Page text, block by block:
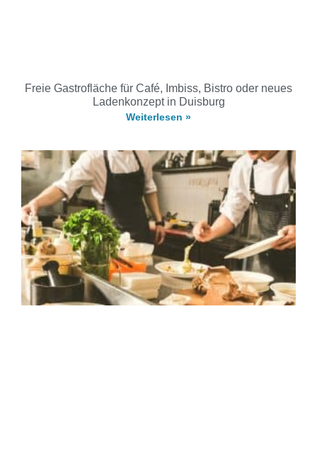
Freie Gastrofläche für Café, Imbiss, Bistro oder neues
Ladenkonzept in Duisburg
Weiterlesen »